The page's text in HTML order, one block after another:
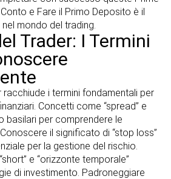
e Fare il Primo Deposito è il
mondo del trading.
Trader: I Termini
i termini fondamentali per
Concetti come “spread” e
basilari per comprendere le
il significato di “stop loss”
per la gestione del rischio.
e “orizzonte temporale”
di investimento. Padroneggiare